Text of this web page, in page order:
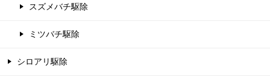
スズメバチ駆除
ミツバチ駆除
シロアリ駆除